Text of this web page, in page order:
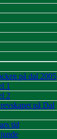
på dal 2005
1
2
på Dal
tid